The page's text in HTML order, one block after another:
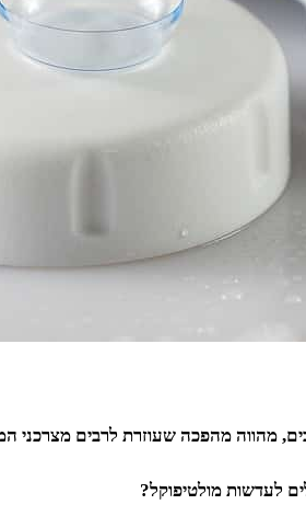
מהווה מהפכה שעוזרת לרבים מצרכני
לעדשות מולטיפוקל?